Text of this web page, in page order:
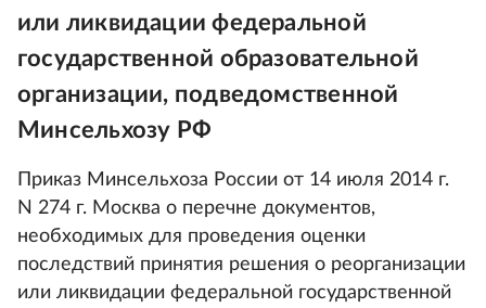
или ликвидации федеральной
государственной образовательной
организации, подведомственной
Минсельхозу РФ
Приказ Минсельхоза России от 14 июля 2014 г.
N 274 г. Москва о перечне документов,
необходимых для проведения оценки
последствий принятия решения о реорганизации
или ликвидации федеральной государственной